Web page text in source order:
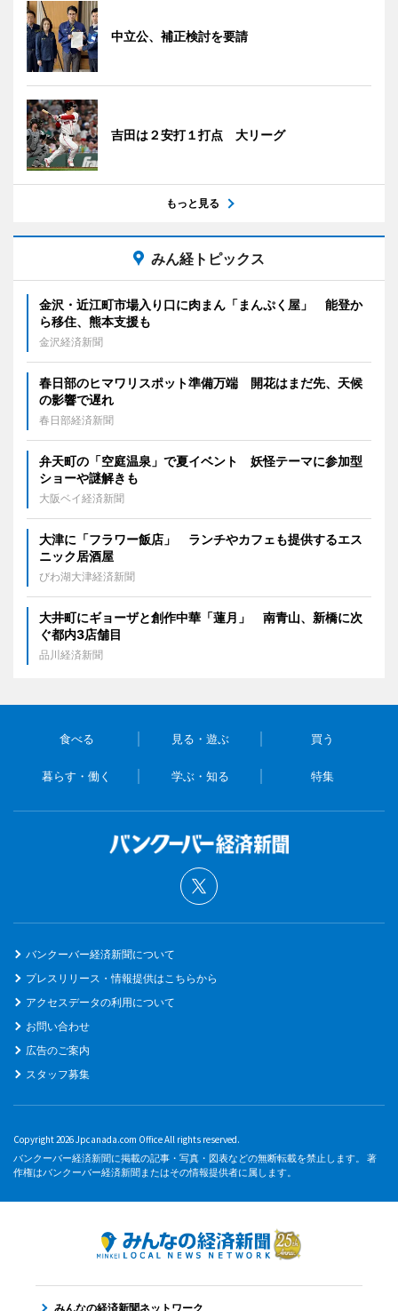
中立公、補正検討を要請
吉田は２安打１打点 大リーグ
もっと見る
みん経トピックス
金沢・近江町市場入り口に肉まん「まんぷく屋」 能登か
ら移住、熊本支援も
金沢経済新聞
春日部のヒマワリスポット準備万端 開花はまだ先、天候
の影響で遅れ
春日部経済新聞
弁天町の「空庭温泉」で夏イベント 妖怪テーマに参加型
ショーや謎解きも
大阪ベイ経済新聞
大津に「フラワー飯店」 ランチやカフェも提供するエス
ニック居酒屋
びわ湖大津経済新聞
大井町にギョーザと創作中華「蓮月」 南青山、新橋に次
ぐ都内3店舗目
品川経済新聞
食べる 見る・遊ぶ 買う
暮らす・働く 学ぶ・知る 特集
バンクーバー経済新聞について
プレスリリース・情報提供はこちらから
アクセスデータの利用について
お問い合わせ
広告のご案内
スタッフ募集
Copyright 2026 Jpcanada.com Office All rights reserved.
バンクーバー経済新聞に掲載の記事・写真・図表などの無断転載を禁止します。 著
作権はバンクーバー経済新聞またはその情報提供者に属します。
みんなの経済新聞ネットワーク